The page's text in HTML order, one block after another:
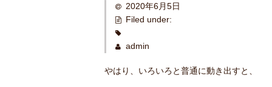
2020年6月5日
Filed under:
admin
やはり、いろいろと普通に動き出すと、